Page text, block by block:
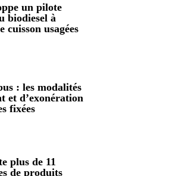
un pilote
biodiesel à
cuisson usagées
: les modalités
et d’exonération
fixées
plus de 11
de produits